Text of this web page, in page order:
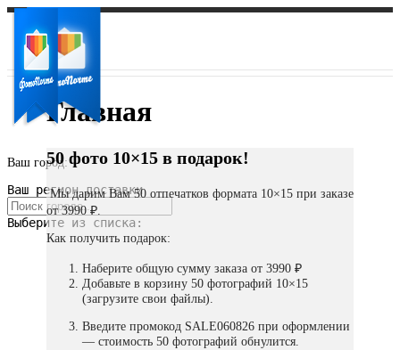
Ваш город:
Ваш регион доставки
Выберите из списка:
Главная
50 фото 10×15 в подарок!
Мы дарим Вам 50 отпечатков формата 10×15 при заказе
от 3990 ₽.
Как получить подарок:
Наберите общую сумму заказа от 3990 ₽
Добавьте в корзину 50 фотографий 10×15
(загрузите свои файлы).
Введите промокод SALE060826 при оформлении
— стоимость 50 фотографий обнулится.